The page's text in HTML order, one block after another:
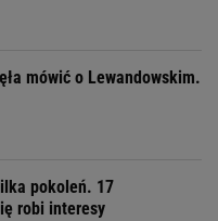
mówić o Lewandowskim.
pokoleń. 17
robi interesy